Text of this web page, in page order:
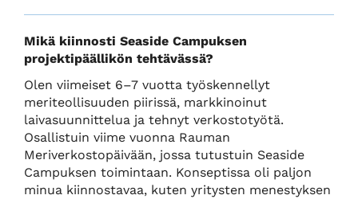
Mikä kiinnosti Seaside Campuksen
projektipäällikön tehtävässä?
Olen viimeiset 6–7 vuotta työskennellyt
meriteollisuuden piirissä, markkinoinut
laivasuunnittelua ja tehnyt verkostotyötä.
Osallistuin viime vuonna Rauman
Meriverkostopäivään, jossa tutustuin Seaside
Campuksen toimintaan. Konseptissa oli paljon
minua kiinnostavaa, kuten yritysten menestyksen